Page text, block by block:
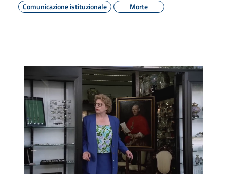
Comunicazione istituzionale
Morte